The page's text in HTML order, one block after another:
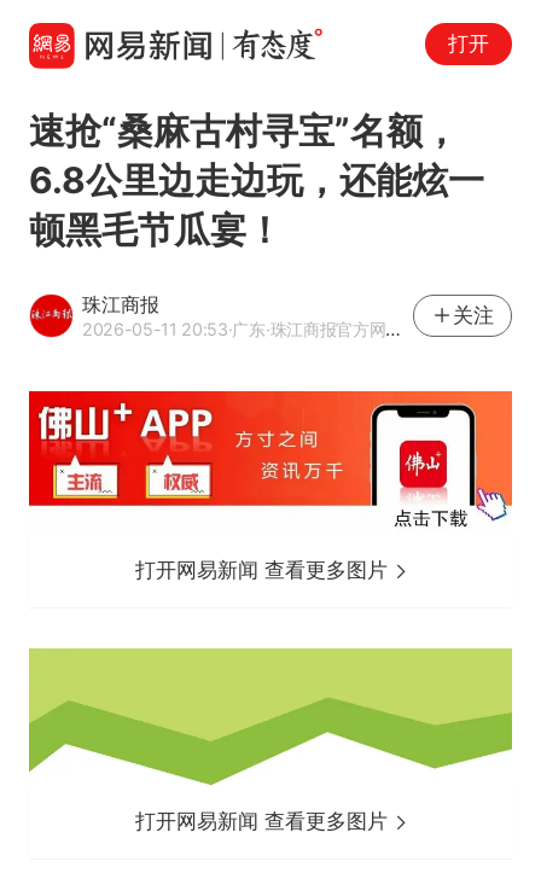
打开
速抢“桑麻古村寻宝”名额，
6.8公里边走边玩，还能炫一
顿黑毛节瓜宴！
珠江商报
2026-05-11 20:53·广东·珠江商报官方网易号
关注
打开网易新闻 查看更多图片
打开网易新闻 查看更多图片